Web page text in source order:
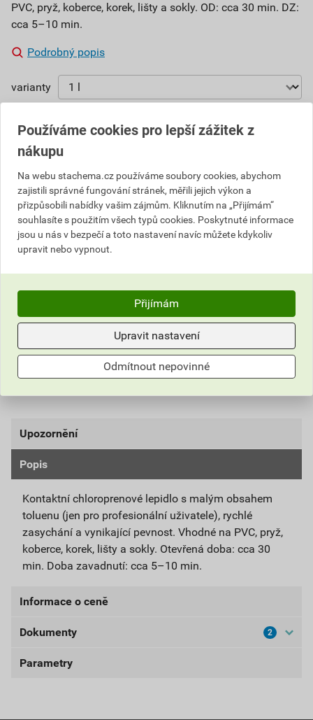
PVC, pryž, koberce, korek, lišty a sokly. OD: cca 30 min. DZ:
cca 5–10 min.
Podrobný popis
varianty
Skladem v (1) prodejnách
Cena s DPH
310,37 Kčza l
310,37 Kčza ks
Cena bez DPH
256,50 Kč za l
256,50 Kč za ks
1 ks / 1 lza310,37
(256,50Kčbez DPH).
Číslo položky:1152024730
Katalogový kód: X92LR
Stachema
Popis
Kontaktní chloroprenové lepidlo s malým obsahem
toluenu (jen pro profesionální uživatele), rychlé
zasychání a vynikající pevnost. Vhodné na PVC, pryž,
koberce, korek, lišty a sokly. Otevřená doba: cca 30
min. Doba zavadnutí: cca 5–10 min.
Upozornění
Upozorňujeme, že tento výrobek je možné prodat
UPOZORNĚNÍ: Určeno pouze pro profesionální
uživatele.
Informace o ceně
Aktuální prodejní cena po slevě 10% z ceníkové ceny
256,50 Kč
Dokumenty 2
Bezpečnostní listy
Parametry
Používáme cookies pro lepší zážitek z
nákupu
Na webu stachema.cz používáme soubory cookies, abychom
zajistili správné fungování stránek, měřili jejich výkon a
přizpůsobili nabídky vašim zájmům. Kliknutím na „Přijímám“
souhlasíte s použitím všech typů cookies. Poskytnuté informace
jsou u nás v bezpečí a toto nastavení navíc můžete kdykoliv
upravit nebo vypnout.
Přijímám
Upravit nastavení
Odmítnout nepovinné